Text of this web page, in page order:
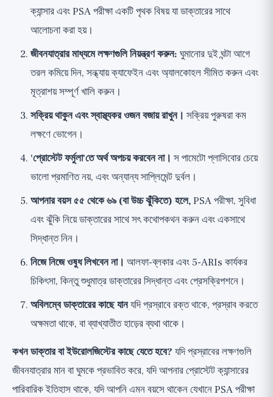
ক্যান্সার এবং PSA পরীক্ষা একটি পৃথক বিষয় যা ডাক্তারের সাথে
আলোচনা করা হয়।
জীবনযাত্রার মাধ্যমে লক্ষণগুলি নিয়ন্ত্রণ করুন: ঘুমানোর দুই ঘন্টা আগে
তরল কমিয়ে দিন, সন্ধ্যায় ক্যাফেইন এবং অ্যালকোহল সীমিত করুন এবং
মূত্রাশয় সম্পূর্ণ খালি করুন।
সক্রিয় থাকুন এবং স্বাস্থ্যকর ওজন বজায় রাখুন। সক্রিয় পুরুষরা কম
লক্ষণে ভোগেন।
'প্রোস্টেট ফর্মুলা'তে অর্থ অপচয় করবেন না। স পামেটো প্লাসিবোর চেয়ে
ভালো প্রমাণিত নয়, এবং অন্যান্য সাপ্লিমেন্ট দুর্বল।
আপনার বয়স ৫৫ থেকে ৬৯ (বা উচ্চ ঝুঁকিতে) হলে,PSA পরীক্ষা, সুবিধা
এবং ঝুঁকি নিয়ে ডাক্তারের সাথে সৎ কথোপকথন করুন এবং একসাথে
সিদ্ধান্ত নিন।
নিজে নিজে ওষুধ লিখবেন না। আলফা-ব্লকার এবং 5-ARIs কার্যকর
চিকিৎসা, কিন্তু শুধুমাত্র ডাক্তারের সিদ্ধান্ত এবং প্রেসক্রিপশনে।
অবিলম্বে ডাক্তারের কাছে যানযদি প্রস্রাবে রক্ত থাকে, প্রস্রাব করতে
অক্ষমতা থাকে, বা ব্যাখ্যাতীত হাড়ের ব্যথা থাকে।
কখন ডাক্তার বা ইউরোলজিস্টের কাছে যেতে হবে? যদি প্রস্রাবের লক্ষণগুলি
জীবনযাত্রার মান বা ঘুমকে প্রভাবিত করে, যদি আপনার প্রোস্টেট ক্যান্সারের
পারিবারিক ইতিহাস থাকে, যদি আপনি এমন বয়সে থাকেন যেখানে PSA পরীক্ষা